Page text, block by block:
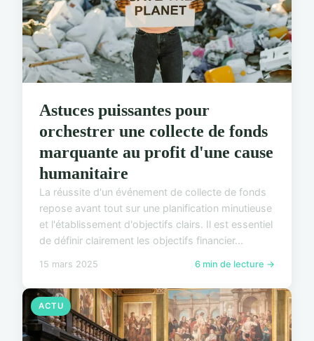
Astuces puissantes pour
orchestrer une collecte de fonds
marquante au profit d'une cause
humanitaire
La réussite d'un événement de collecte de fonds
repose avant tout sur une planification minutieuse
et l'établissement d'objectifs clairs. Il est essentiel
de définir clairement les objectifs financier...
15 mars 2025 6 min de lecture →
ACTU